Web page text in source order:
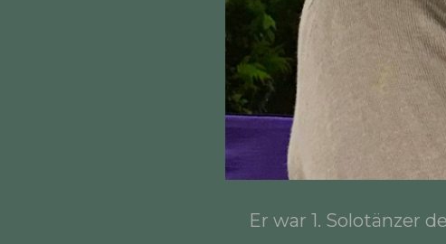
Er war 1. Solotänzer